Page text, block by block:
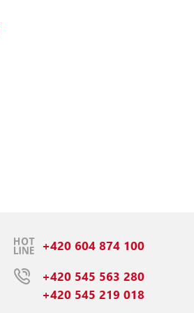
+420 604 874 100
+420 545 563 280
+420 545 219 018